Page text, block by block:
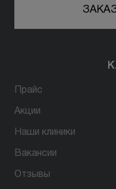
ул. Достоевского, д.
БЕСПЛАТНАЯ
Прайс
Акции
Наши клиники
Вакансии
Отзывы